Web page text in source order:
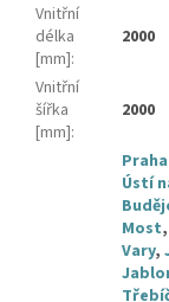
Vnitřní
délka
[mm]:
2000
Vnitřní
šířka
[mm]:
2000
Praha
Ústí
Most,
Vary,